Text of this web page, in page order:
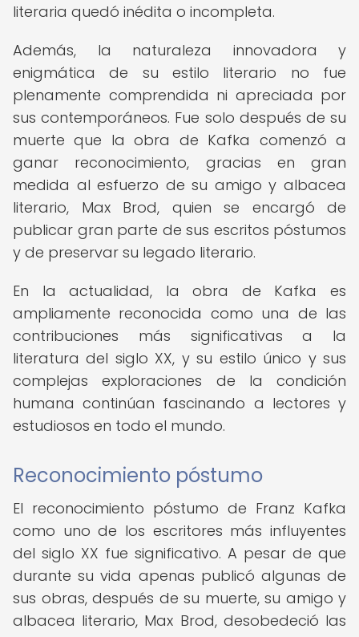
literaria quedó inédita o incompleta.
Además, la naturaleza innovadora y
enigmática de su estilo literario no fue
plenamente comprendida ni apreciada por
sus contemporáneos. Fue solo después de su
muerte que la obra de Kafka comenzó a
ganar reconocimiento, gracias en gran
medida al esfuerzo de su amigo y albacea
literario, Max Brod, quien se encargó de
publicar gran parte de sus escritos póstumos
y de preservar su legado literario.
En la actualidad, la obra de Kafka es
ampliamente reconocida como una de las
contribuciones más significativas a la
literatura del siglo XX, y su estilo único y sus
complejas exploraciones de la condición
humana continúan fascinando a lectores y
estudiosos en todo el mundo.
Reconocimiento póstumo
El reconocimiento póstumo de Franz Kafka
como uno de los escritores más influyentes
del siglo XX fue significativo. A pesar de que
durante su vida apenas publicó algunas de
sus obras, después de su muerte, su amigo y
albacea literario, Max Brod, desobedeció las